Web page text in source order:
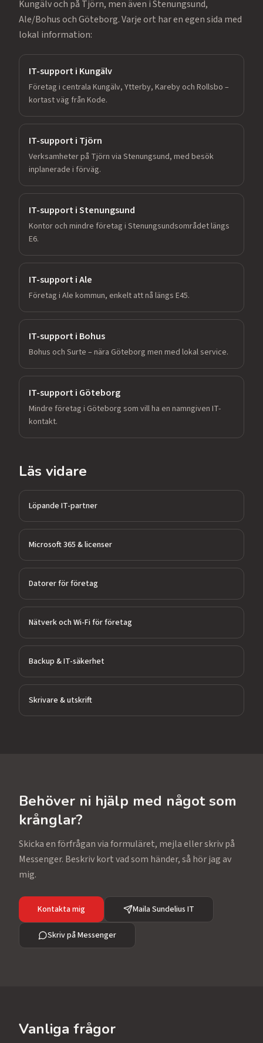
Kungälv och på Tjörn, men även i Stenungsund,
Ale/Bohus och Göteborg. Varje ort har en egen sida med
lokal information:
IT-support i Kungälv
Företag i centrala Kungälv, Ytterby, Kareby och Rollsbo –
kortast väg från Kode.
IT-support i Tjörn
Verksamheter på Tjörn via Stenungsund, med besök
inplanerade i förväg.
IT-support iStenungsund
Kontor och mindre företag i Stenungsundsområdet längs
E6.
IT-support iAle
Företag i Ale kommun, enkelt att nå längs E45.
IT-support i Bohus
Bohus och Surte – nära Göteborg men med lokal service.
IT-support i Göteborg
Mindre företag i Göteborg som vill ha en namngiven IT-
kontakt.
Läs vidare
Löpande IT-partner
Microsoft 365 & licenser
Datorer för företag
Nätverk och Wi-Fi för företag
Backup & IT-säkerhet
Skrivare & utskrift
Behöver ni hjälp med något som
krånglar?
Skicka en förfrågan via formuläret, mejla eller skriv på
Messenger. Beskriv kort vad som händer, så hör jag av
mig.
Kontakta mig Maila Sundelius IT
Skriv på Messenger
Vanliga frågor